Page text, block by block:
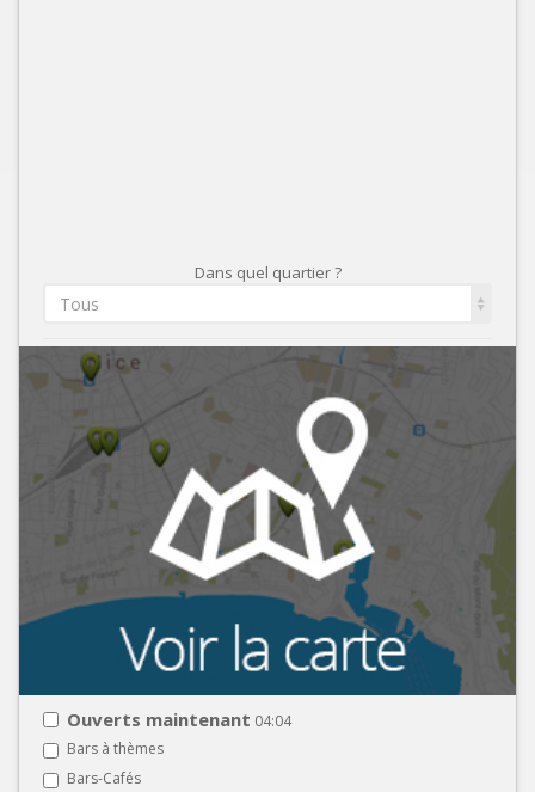
Dans quel quartier ?
Tous
Ouverts maintenant 04:04
Bars à thèmes
Bars-Cafés